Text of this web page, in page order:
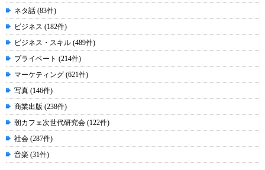
ネタ話 (83件)
ビジネス (182件)
ビジネス・スキル (489件)
プライベート (214件)
マーケティング (621件)
写真 (146件)
商業出版 (238件)
朝カフェ次世代研究会 (122件)
社会 (287件)
音楽 (31件)